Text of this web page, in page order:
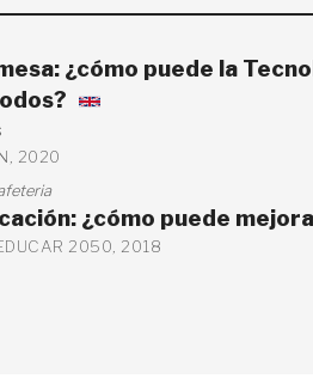
¿cómo puede la
2020
¿cómo puede
2050, 2018